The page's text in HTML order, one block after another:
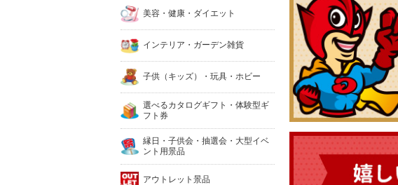
美容・健康・ダイエット
インテリア・ガーデン雑貨
子供（キッズ）・玩具・ホビー
選べるカタログギフト・体験型ギ
フト券
縁日・子供会・抽選会・大型イベ
ント用景品
アウトレット景品